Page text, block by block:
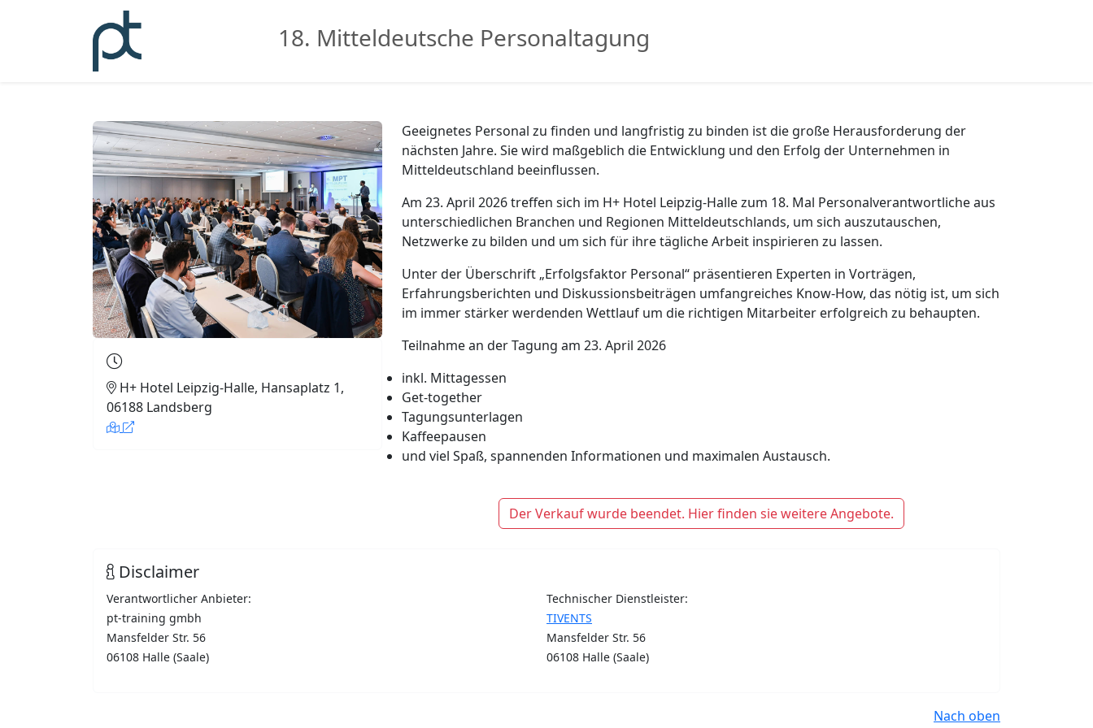
18. Mitteldeutsche Personaltagung
H+ Hotel Leipzig-Halle, Hansaplatz 1,
06188 Landsberg
Geeignetes Personal zu finden und langfristig zu binden ist die große Herausforderung der
nächsten Jahre. Sie wird maßgeblich die Entwicklung und den Erfolg der Unternehmen in
Mitteldeutschland beeinflussen.
Am 23. April 2026 treffen sich im H+ Hotel Leipzig-Halle zum 18. Mal Personalverantwortliche aus
unterschiedlichen Branchen und Regionen Mitteldeutschlands, um sich auszutauschen,
Netzwerke zu bilden und um sich für ihre tägliche Arbeit inspirieren zu lassen.
Unter der Überschrift „Erfolgsfaktor Personal“ präsentieren Experten in Vorträgen,
Erfahrungsberichten und Diskussionsbeiträgen umfangreiches Know-How, das nötig ist, um sich
im immer stärker werdenden Wettlauf um die richtigen Mitarbeiter erfolgreich zu behaupten.
Teilnahme an der Tagung am 23. April 2026
inkl. Mittagessen
Get-together
Tagungsunterlagen
Kaffeepausen
und viel Spaß, spannenden Informationen und maximalen Austausch.
Der Verkauf wurde beendet. Hier finden sie weitere Angebote.
Disclaimer
Verantwortlicher Anbieter:
pt-training gmbh
Mansfelder Str. 56
06108 Halle (Saale)
Technischer Dienstleister:
TIVENTS
Mansfelder Str. 56
06108 Halle (Saale)
Nach oben